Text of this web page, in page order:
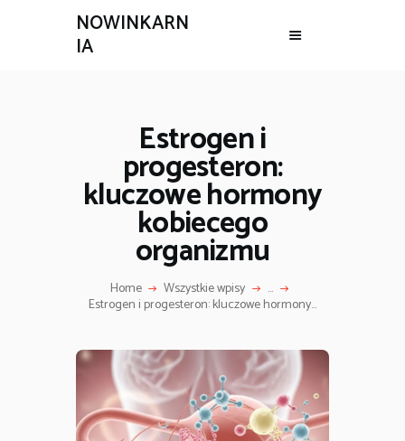
NOWINKARN
IA
Estrogen i
progesteron:
kluczowe hormony
kobiecego
organizmu
Home Wszystkie wpisy ...
Estrogen i progesteron: kluczowe hormony...